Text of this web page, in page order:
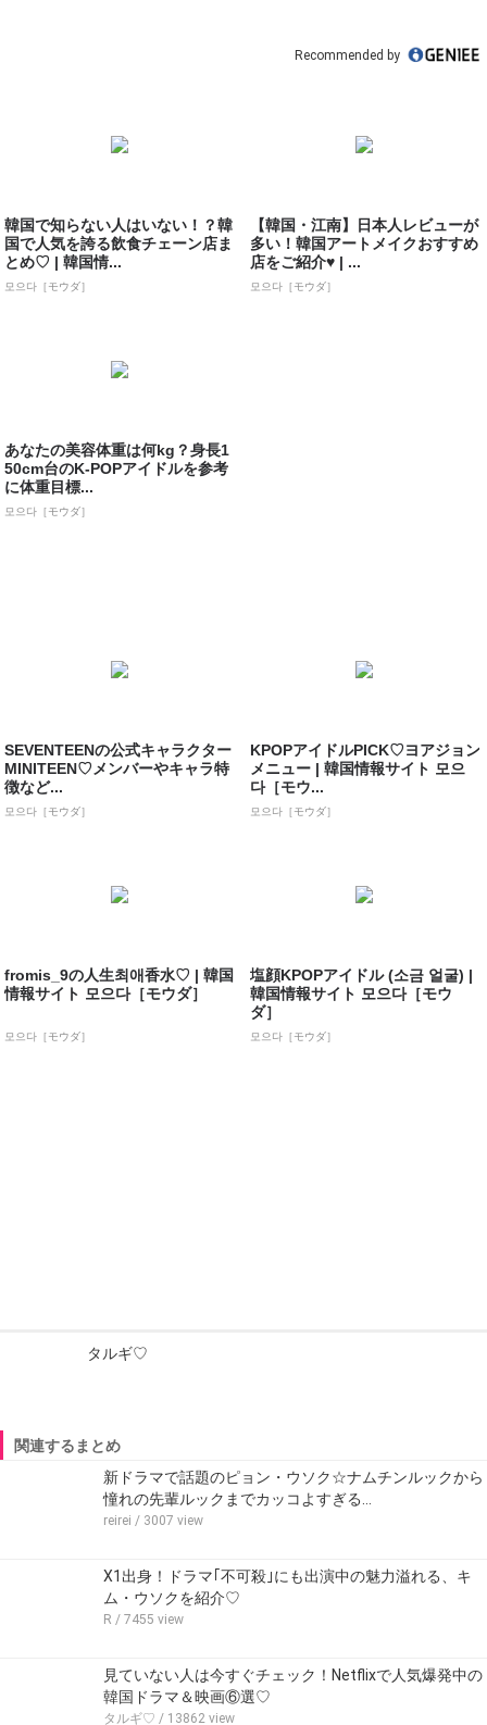
Recommended by
韓国で知らない人はいない！？韓
国で人気を誇る飲食チェーン店ま
とめ♡ | 韓国情...
모으다［モウダ］
【韓国・江南】日本人レビューが
多い！韓国アートメイクおすすめ
店をご紹介♥ | ...
모으다［モウダ］
あなたの美容体重は何kg？身長1
50cm台のK-POPアイドルを参考
に体重目標...
모으다［モウダ］
SEVENTEENの公式キャラクター
MINITEEN♡メンバーやキャラ特
徴など...
모으다［モウダ］
KPOPアイドルPICK♡ヨアジョン
メニュー | 韓国情報サイト 모으
다［モウ...
모으다［モウダ］
fromis_9の人生최애香水♡ | 韓国
情報サイト 모으다［モウダ］
모으다［モウダ］
塩顔KPOPアイドル (소금 얼굴) |
韓国情報サイト 모으다［モウ
ダ］
모으다［モウダ］
タルギ♡
関連するまとめ
新ドラマで話題のピョン・ウソク☆ナムチンルックから
憧れの先輩ルックまでカッコよすぎる…
reirei / 3007 view
X1出身！ドラマ｢不可殺｣にも出演中の魅力溢れる、キ
ム・ウソクを紹介♡
R / 7455 view
見ていない人は今すぐチェック！Netflixで人気爆発中の
韓国ドラマ＆映画⑥選♡
タルギ♡ / 13862 view